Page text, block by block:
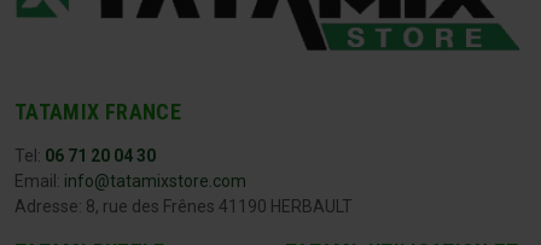
TATAMIX FRANCE
Tel: 06 71 20 04 30
Email: info@tatamixstore.com
Adresse: 8, rue des Frênes 41190 HERBAULT